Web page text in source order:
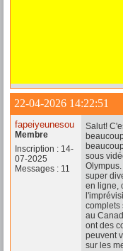
22-04-2026 14:22:51
fapeiyeunesou
Membre
Inscription : 14-
07-2025
Messages : 11
Salut!
sous
super
en ligne,
complets
au
ont des
peuvent
sur les